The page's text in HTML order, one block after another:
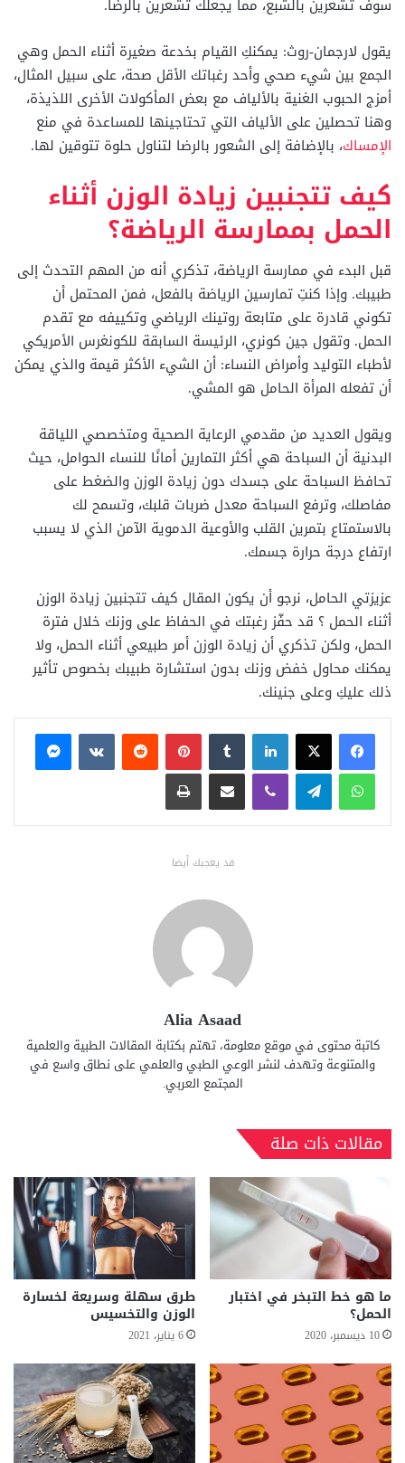
يقول لارجمان-روث: يمكنكِ القيام بخدعة صغيرة أثناء الحمل وهي
الجمع بين شيء صحي وأحد رغباتك الأقل صحة، على سبيل المثال،
أمزج الحبوب الغنية بالألياف مع بعض المأكولات الأخرى اللذيذة،
وهنا تحصلين على الألياف التي تحتاجينها للمساعدة في منع
الإمساك، بالإضافة إلى الشعور بالرضا لتناول حلوة تتوقين لها.
كيف تتجنبين زيادة الوزن أثناء
الحمل بممارسة الرياضة؟
قبل البدء في ممارسة الرياضة، تذكري أنه من المهم التحدث إلى
طبيبك. وإذا كنتِ تمارسين الرياضة بالفعل، فمن المحتمل أن
تكوني قادرة على متابعة روتينك الرياضي وتكييفه مع تقدم
الحمل. وتقول جين كونري، الرئيسة السابقة للكونغرس الأمريكي
لأطباء التوليد وأمراض النساء: أن الشيء الأكثر قيمة والذي يمكن
أن تفعله المرأة الحامل هو المشي.
ويقول العديد من مقدمي الرعاية الصحية ومتخصصي اللياقة
البدنية أن السباحة هي أكثر التمارين أمانًا للنساء الحوامل، حيث
تحافظ السباحة على جسدك دون زيادة الوزن والضغط على
مفاصلك، وترفع السباحة معدل ضربات قلبك، وتسمح لك
بالاستمتاع بتمرين القلب والأوعية الدموية الآمن الذي لا يسبب
ارتفاع درجة حرارة جسمك.
عزيزتي الحامل، نرجو أن يكون المقال كيف تتجنبين زيادة الوزن
أثناء الحمل ؟ قد حفّز رغبتك في الحفاظ على وزنك خلال فترة
الحمل، ولكن تذكري أن زيادة الوزن أمر طبيعي أثناء الحمل، ولا
يمكنك محاول خفض وزنك بدون استشارة طبيبك بخصوص تأثير
ذلك عليكِ وعلى جنينك.
فيسبوكX لينكدإن بينتيريست
ماسنجر
واتساب تيلقرام ڤايبر مشاركة عبر البريد طباعة
قد يعجبك أيضا
Alia Asaad
كاتبة محتوى في موقع معلومة، تهتم بكتابة المقالات الطبية والعلمية
والمتنوعة وتهدف لنشر الوعي الطبي والعلمي على نطاق واسع في
المجتمع العربي.
مقالات ذات صلة
ما هو خط التبخر في اختبار
الحمل؟
10 ديسمبر، 2020
طرق سهلة وسريعة لخسارة
الوزن والتخسيس
6 يناير، 2021